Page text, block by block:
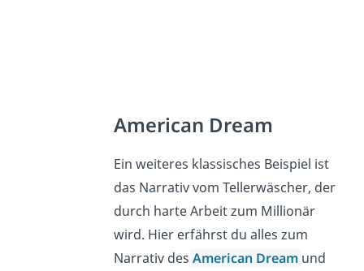
American Dream
Ein weiteres klassisches Beispiel ist
das Narrativ vom Tellerwäscher, der
durch harte Arbeit zum Millionär
wird. Hier erfährst du alles zum
Narrativ des American Dream und